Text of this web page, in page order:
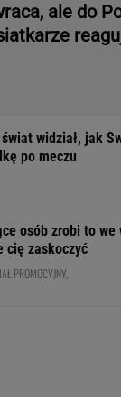
ale do
świat widział, jak
po meczu
osób zrobi to we
cię zaskoczyć
PROMOCYJNY,